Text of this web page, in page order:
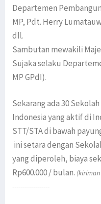
Departemen
MP, Pdt. Herry
dll.
Sambutan mewakili
Sujaka selaku
MP GPdI).
Sekarang ada 30
Indonesia yang aktif di
STT/STA di bawah
ini setara dengan
yang diperoleh, biaya
Rp600.000 / bulan. (kiriman
-------------------